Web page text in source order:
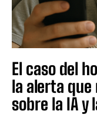
El caso del
la alerta
sobre la IA y